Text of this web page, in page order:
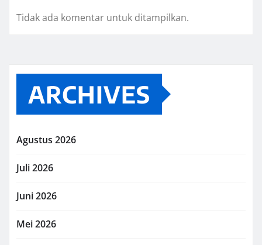
Tidak ada komentar untuk ditampilkan.
ARCHIVES
Agustus 2026
Juli 2026
Juni 2026
Mei 2026